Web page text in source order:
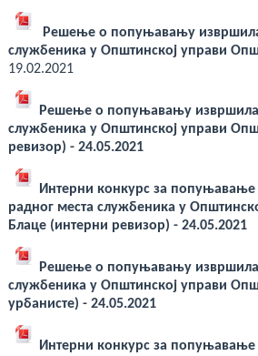
Решење о попуњавању
службеника у Општинској управи
19.02.2021
Решење о попуњавању
службеника у Општинској управи
ревизор) - 24.05.2021
Интерни конкурс за
радног места службеника у
Блаце (интерни ревизор) - 24.05.2021
Решење о попуњавању
службеника у Општинској управи
урбанисте) - 24.05.2021
Интерни конкурс за